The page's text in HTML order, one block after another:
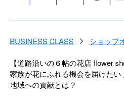
BUSINESS CLASS ショップ
【道路沿いの６帖の花店 flower
家族が花にふれる機会を届けた
地域への貢献とは？